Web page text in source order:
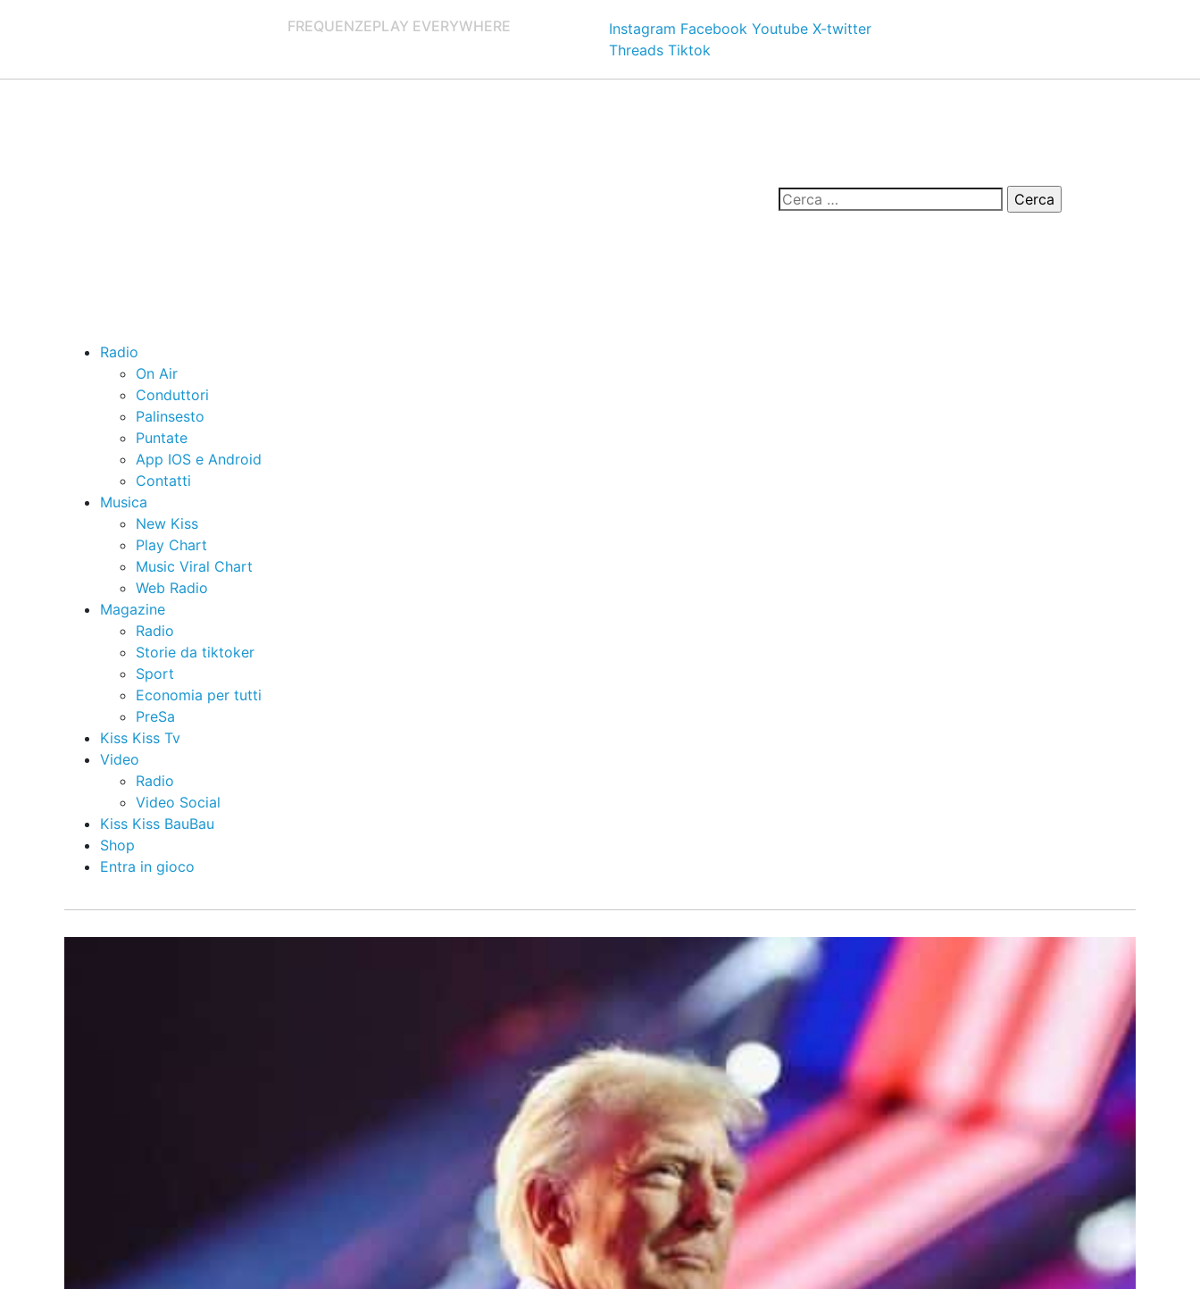
FREQUENZEPLAY EVERYWHERE Instagram Facebook Youtube X-twitter
Threads Tiktok
Radio
On Air
Conduttori
Palinsesto
Puntate
App IOS e Android
Contatti
Musica
New Kiss
Play Chart
Music Viral Chart
Web Radio
Magazine
Radio
Storie da tiktoker
Sport
Economia per tutti
PreSa
Kiss Kiss Tv
Video
Radio
Video Social
Kiss Kiss BauBau
Shop
Entra in gioco